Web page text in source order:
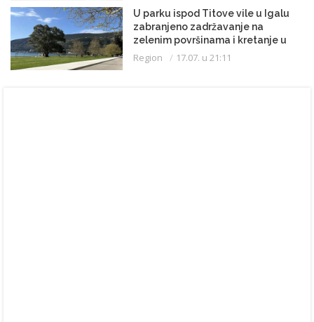
U parku ispod Titove vile u Igalu
zabranjeno zadržavanje na
zelenim površinama i kretanje u
kupaćem kostimu
Region 17.07. u 21:11